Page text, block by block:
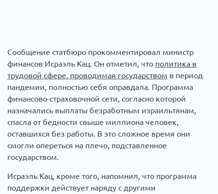
Сообщение статбюро прокомментировал министр
финансов Исраэль Кац. Он отметил, что политика в
трудовой сфере, проводимая государством в период
пандемии, полностью себя оправдала. Программа
финансово-страховочной сети, согласно которой
назначались выплаты безработным израильтянам,
спасла от бедности свыше миллиона человек,
оставшихся без работы. В это сложное время они
смогли опереться на плечо, подставленное
государством.
Исраэль Кац, кроме того, напомнил, что программа
поддержки действует наряду с другими